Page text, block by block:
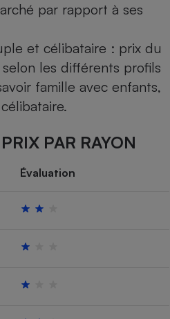
par rapport à ses
et célibataire : prix du
les différents profils
famille avec enfants,
PAR RAYON
Évaluation